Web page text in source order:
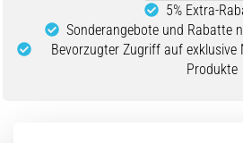
5% Extra-
Sonderangebote und Rabatte
Bevorzugter Zugriff auf exklusive
Produkte